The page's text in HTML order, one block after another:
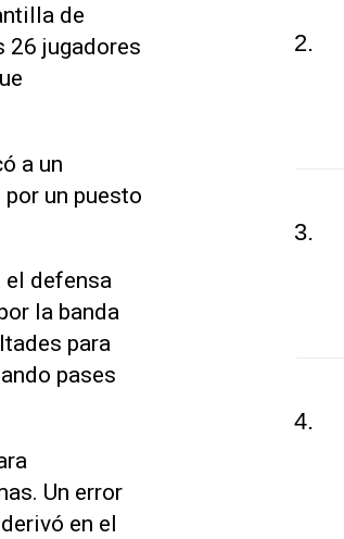
de
26 jugadores
a un
un puesto
el defensa
la banda
para
pases
Un error
‌en el
2.
3.
4.